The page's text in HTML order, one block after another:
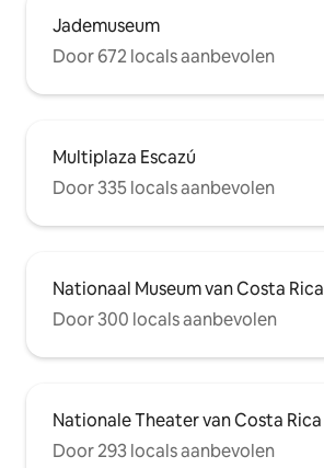
Jademuseum
Door 672 locals aanbevolen
Multiplaza Escazú
Door 335 locals aanbevolen
Nationaal Museum van Costa Rica
Door 300 locals aanbevolen
Nationale Theater van Costa Rica
Door 293 locals aanbevolen